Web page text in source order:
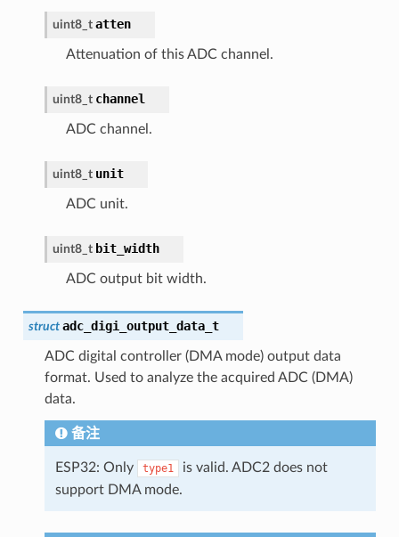
uint8_t atten
Attenuation of this ADC channel.
uint8_t channel
ADC channel.
uint8_t unit
ADC unit.
uint8_t bit_width
ADC output bit width.
struct adc_digi_output_data_t
ADC digital controller (DMA mode) output data
format. Used to analyze the acquired ADC (DMA)
data.
备注
ESP32: Only type1
is valid. ADC2 does not
support DMA mode.